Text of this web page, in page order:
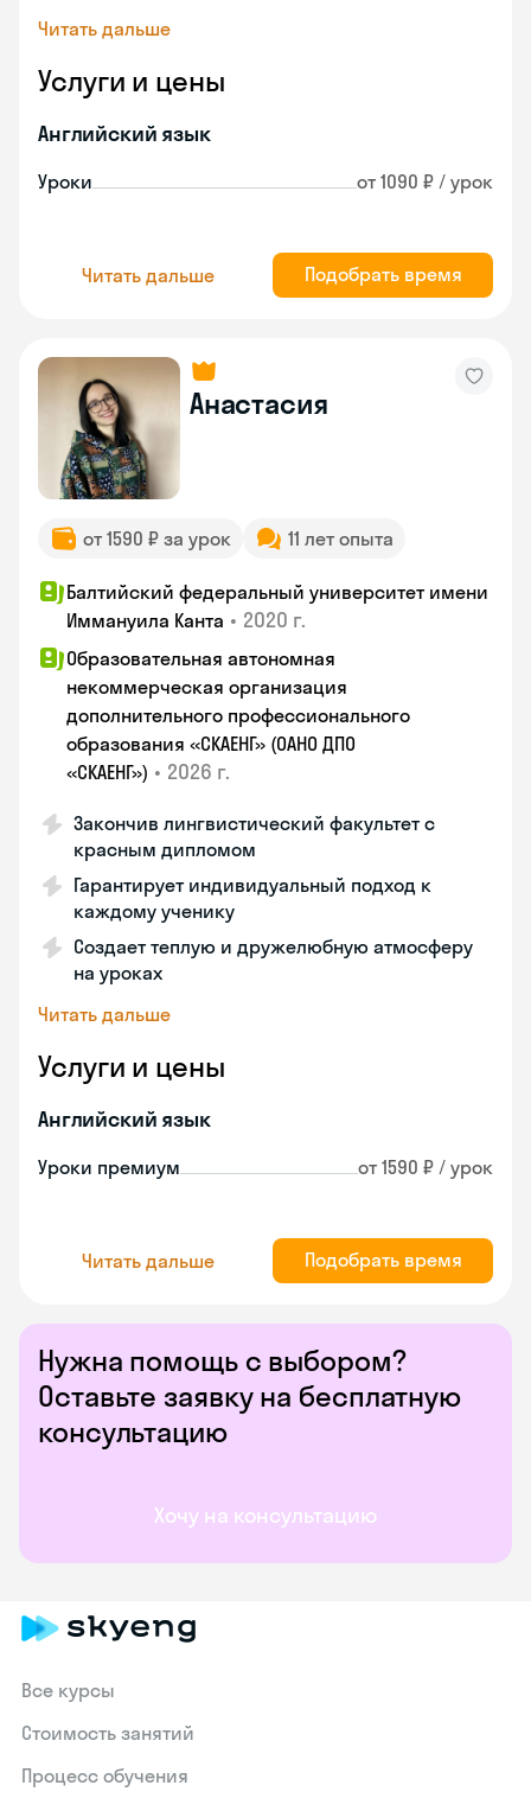
Нужна помощь с выбором?
Оставьте заявку на бесплатную
консультацию
Хочу на консультацию
Читать дальше
Услуги и цены
Английский язык
Уроки от 1090 ₽ / урок
Читать дальше Подобрать время
Анастасия
от 1590 ₽ за урок 11 лет опыта
Балтийский федеральный университет имени
Иммануила Канта • 2020 г.
Образовательная автономная
некоммерческая организация
дополнительного профессионального
образования «СКАЕНГ» (ОАНО ДПО
«СКАЕНГ») • 2026 г.
Закончив лингвистический факультет с
красным дипломом
Гарантирует индивидуальный подход к
каждому ученику
Создает теплую и дружелюбную атмосферу
на уроках
Читать дальше
Услуги и цены
Английский язык
Уроки премиум от 1590 ₽ / урок
Читать дальше Подобрать время
Все курсы
Стоимость занятий
Процесс обучения